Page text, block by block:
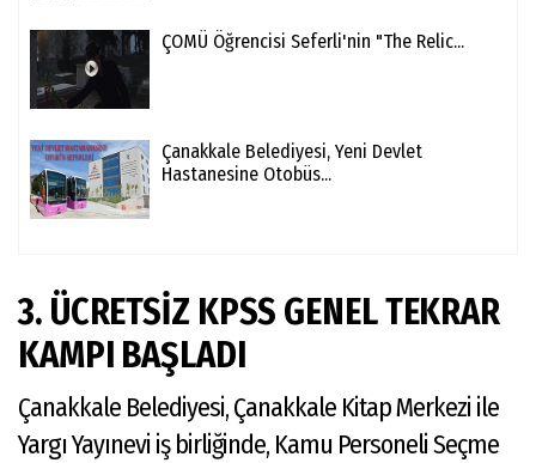
ÇOMÜ Öğrencisi Seferli'nin "The Relic...
Çanakkale Belediyesi, Yeni Devlet
Hastanesine Otobüs...
3. ÜCRETSİZ KPSS GENEL TEKRAR
KAMPI BAŞLADI
Çanakkale Belediyesi, Çanakkale Kitap Merkezi ile
Yargı Yayınevi iş birliğinde, Kamu Personeli Seçme